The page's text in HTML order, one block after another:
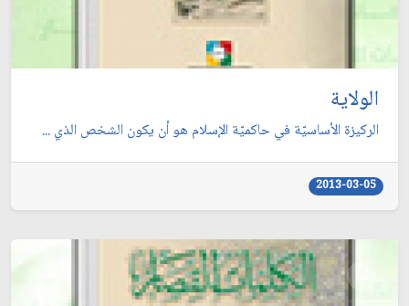
الولاية
الركيزة الأساسيّة في حاكميّة الإسلام هو أن يكون الشخص الذي ...
2013-03-05